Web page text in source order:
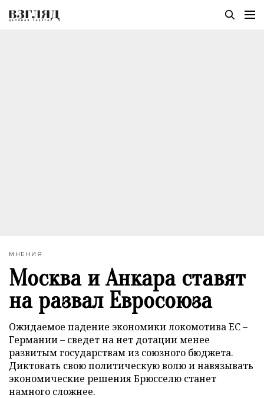
МНЕНИЯ
Москва и Анкара ставят
на развал Евросоюза
Ожидаемое падение экономики локомотива ЕС –
Германии – сведет на нет дотации менее
развитым государствам из союзного бюджета.
Диктовать свою политическую волю и навязывать
экономические решения Брюсселю станет
намного сложнее.